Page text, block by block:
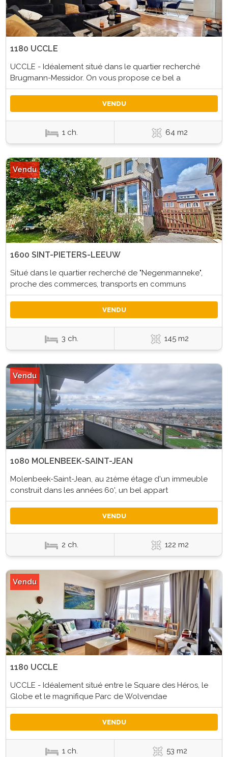
1180 UCCLE
UCCLE - Idéalement situé dans le quartier recherché
Brugmann-Messidor. On vous propose ce bel a
VENDU
1 ch. 64 m2
Vendu
1600 SINT-PIETERS-LEEUW
Situé dans le quartier recherché de "Negenmanneke",
proche des commerces, transports en communs
VENDU
3 ch. 145 m2
Vendu
1080 MOLENBEEK-SAINT-JEAN
Molenbeek-Saint-Jean, au 21ème étage d'un immeuble
construit dans les années 60', un bel appart
VENDU
2 ch. 122 m2
Vendu
1180 UCCLE
UCCLE - Idéalement situé entre le Square des Héros, le
Globe et le magnifique Parc de Wolvendae
VENDU
1 ch. 53 m2